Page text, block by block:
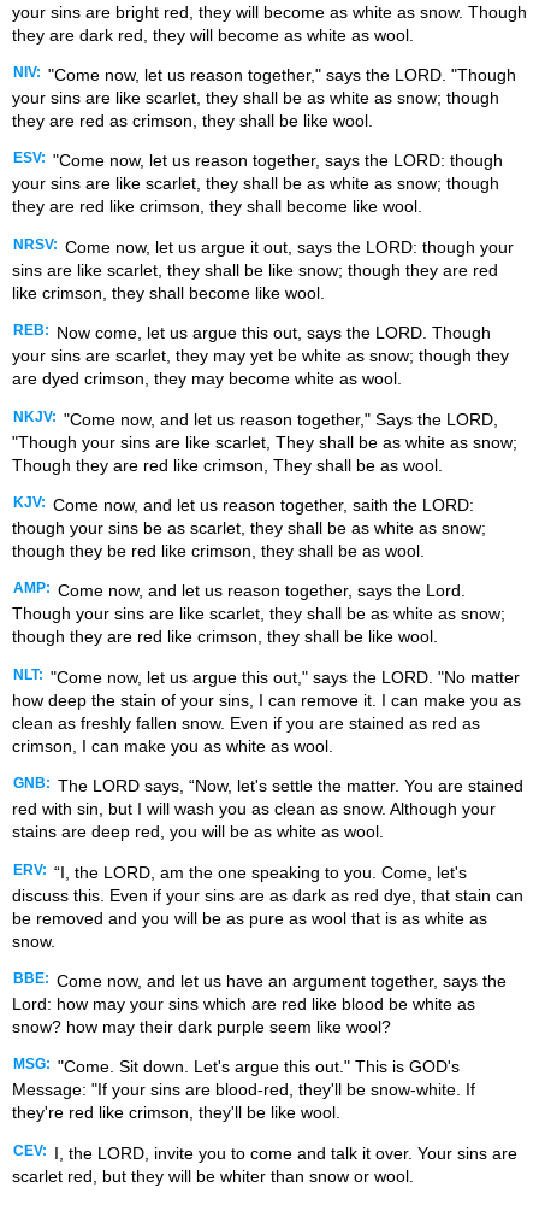
your sins are bright red, they will become as white as snow. Though
they are dark red, they will become as white as wool.
NIV: "Come now, let us reason together," says the LORD. "Though
your sins are like scarlet, they shall be as white as snow; though
they are red as crimson, they shall be like wool.
ESV: "Come now, let us reason together, says the LORD: though
your sins are like scarlet, they shall be as white as snow; though
they are red like crimson, they shall become like wool.
NRSV: Come now, let us argue it out, says the LORD: though your
sins are like scarlet, they shall be like snow; though they are red
like crimson, they shall become like wool.
REB:
Now come, let us argue this out, says the LORD. Though
your sins are scarlet, they may yet be white as snow; though they
are dyed crimson, they may become white as wool.
NKJV: "Come now, and let us reason together," Says the LORD,
"Though your sins are like scarlet, They shall be as white as snow;
Though they are red like crimson, They shall be as wool.
KJV: Come now, and let us reason together, saith the LORD:
though your sins be as scarlet, they shall be as white as snow;
though they be red like crimson, they shall be as wool.
AMP: Come now, and let us reason together, says the Lord.
Though your sins are like scarlet, they shall be as white as snow;
though they are red like crimson, they shall be like wool.
NLT: "Come now, let us argue this out," says the LORD. "No matter
how deep the stain of your sins, I can remove it. I can make you as
clean as freshly fallen snow. Even if you are stained as red as
crimson, I can make you as white as wool.
GNB: The LORD says, “Now, let's settle the matter. You are stained
red with sin, but I will wash you as clean as snow. Although your
stains are deep red, you will be as white as wool.
ERV: “I, the LORD, am the one speaking to you. Come, let's
discuss this. Even if your sins are as dark as red dye, that stain can
be removed and you will be as pure as wool that is as white as
snow.
BBE: Come now, and let us have an argument together, says the
Lord: how may your sins which are red like blood be white as
snow? how may their dark purple seem like wool?
MSG: "Come. Sit down. Let's argue this out." This is GOD's
Message: "If your sins are blood-red, they'll be snow-white. If
they're red like crimson, they'll be like wool.
CEV:
I, the LORD, invite you to come and talk it over. Your sins are
scarlet red, but they will be whiter than snow or wool.